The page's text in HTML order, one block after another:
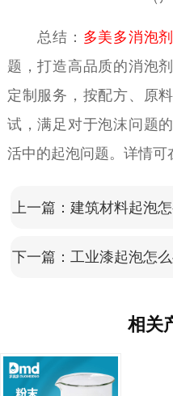
总结： 多美多消泡剂
题，打造高品质的消泡
定制服务，按配方、原
试，满足对于泡沫问题
活中的起泡问题。详情可
上一篇：
下一篇： 工业漆起泡怎
相关